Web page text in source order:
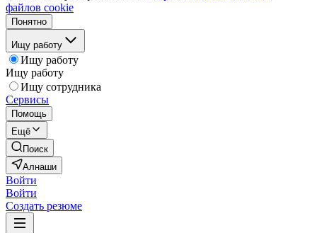
файлов cookie
Понятно
Ищу работу
Ищу работу
Ищу работу
Ищу сотрудника
Сервисы
Помощь
Ещё
Поиск
Алнаши
Войти
Войти
Создать резюме